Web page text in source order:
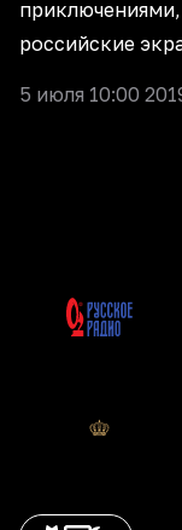
российские
5 июля 10:00